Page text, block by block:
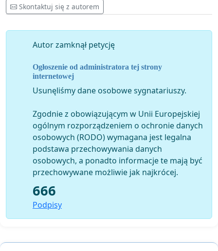
stworzeniu terenu zielonego dla wschodniej części
naszej dzielnicy.
mieszkańcy Osiedla Naramowic.
Osoba do kontaktu w imieniu mieszkańców – Paweł
Sowa (nowo wybrany radny do Rady Miasta Poznania,
mieszkaniec Naramowic), os. Łokietka 3/33, 61-616
Skontaktuj się z autorem
Autor zamknął petycję
Ogłoszenie od administratora tej strony
internetowej
Usunęliśmy dane osobowe sygnatariuszy.
Zgodnie z obowiązującym w Unii Europejskiej
ogólnym rozporządzeniem o ochronie danych
osobowych (RODO) wymagana jest legalna
podstawa przechowywania danych
osobowych, a ponadto informacje te mają być
przechowywane możliwie jak najkrócej.
666
Podpisy